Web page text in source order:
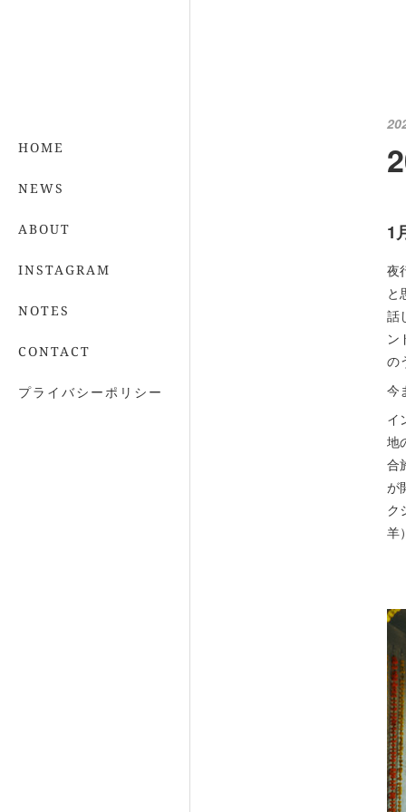
HOME
NEWS
ABOUT
INSTAGRAM
NOTES
CONTACT
プライバシーポリシー
1
夜
と
話
ン
の
今
イ
地
合
が
ク
羊